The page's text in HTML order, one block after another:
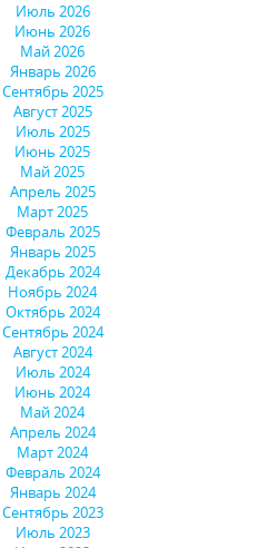
Июль 2026
Июнь 2026
Май 2026
Январь 2026
Сентябрь 2025
Август 2025
Июль 2025
Июнь 2025
Май 2025
Апрель 2025
Март 2025
Февраль 2025
Январь 2025
Декабрь 2024
Ноябрь 2024
Октябрь 2024
Сентябрь 2024
Август 2024
Июль 2024
Июнь 2024
Май 2024
Апрель 2024
Март 2024
Февраль 2024
Январь 2024
Сентябрь 2023
Июль 2023